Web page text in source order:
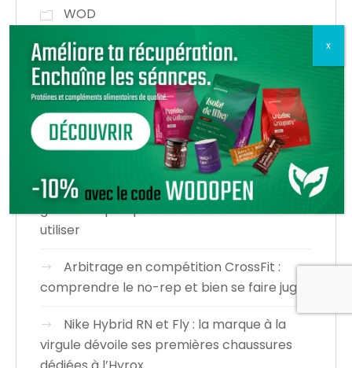
WOD
Derniers articles
Alimentation et récupération en
CrossFit : que manger pour récupérer plus
vite entre les séances
Élastiques de résistance en CrossFit : le
guide complet pour bien les choisir et les
utiliser
Arbitrage en compétition CrossFit :
comprendre le no-rep et bien se faire juger
Nike Hybrid RN et Fly : la marque à la
virgule dévoile ses premières chaussures